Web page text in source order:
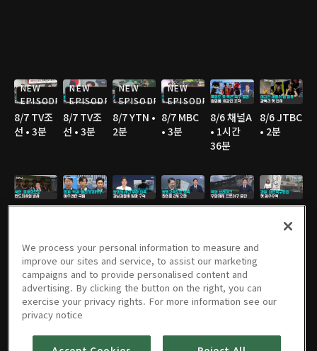
NEW
EPISODE
8/7 TV조
선 • 3분
NEW
EPISODE
8/7 TV조
선 • 3분
NEW
EPISODE
8/7 YTN •
2분
NEW
EPISODE
8/7 MBC
• 3분
8/6 채널A
• 1시간
36분
8/6 JTBC
• 2분
선 • 2분
8/6 TV조
선 • 2분
8/6 TV조
선 • 2분
8/6 KBS •
2분
8/5 채널A
• 1시간
8/5 JTBC
• 2분
8/5 연합
TV • 3분
We process your personal information to measure and
improve our sites and service, to assist our marketing
campaigns and to provide personalised content and
advertising. By clicking the button on the right, you can
exercise your privacy rights. For more information see our
privacy notice